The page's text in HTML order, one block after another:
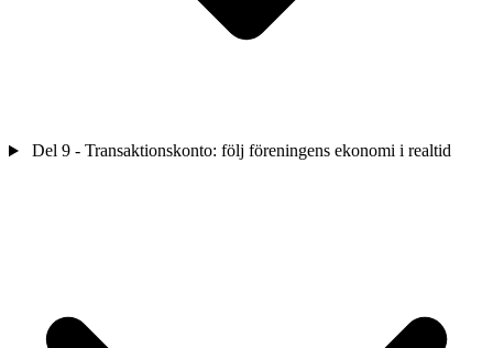
Del 9 - Transaktionskonto: följ föreningens ekonomi i realtid